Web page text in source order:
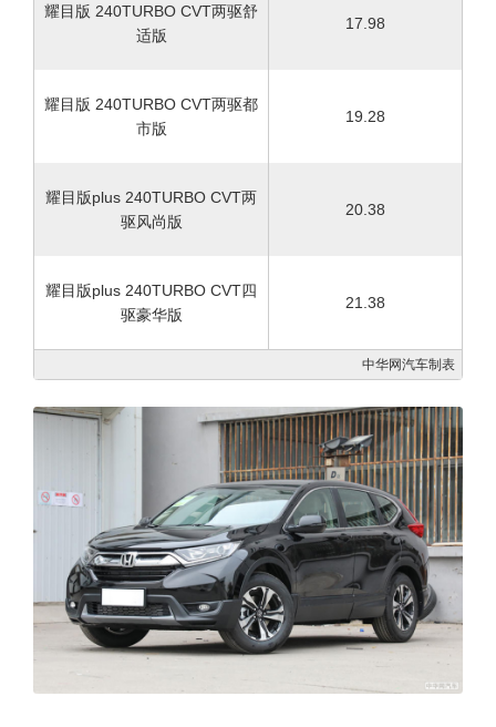
耀目版 240TURBO CVT两驱舒
适版
17.98
耀目版 240TURBO CVT两驱都
市版
19.28
耀目版plus 240TURBO CVT两
驱风尚版
20.38
耀目版plus 240TURBO CVT四
驱豪华版
21.38
中华网汽车制表